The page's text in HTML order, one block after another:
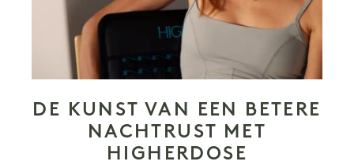
DE KUNST VAN EEN BETERE
NACHTRUST MET
HIGHERDOSE